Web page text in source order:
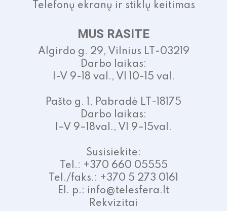
Telefonų ekranų ir stiklų keitimas
MUS RASITE
Algirdo g. 29, Vilnius LT-03219
Darbo laikas:
I-V 9-18 val., VI 10-15 val.
Pašto g. 1, Pabradė LT-18175
Darbo laikas:
I–V 9–18val., VI 9–15val.
Susisiekite:
Tel.: +370 660 05555
Tel./faks.: +370 5 273 0161
El. p.: info@telesfera.lt
Rekvizitai